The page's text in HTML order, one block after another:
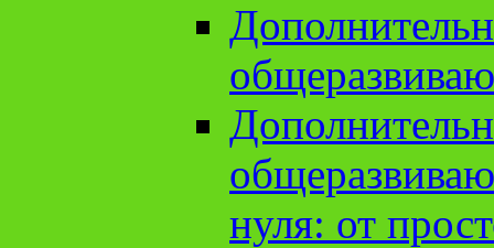
нуля: от